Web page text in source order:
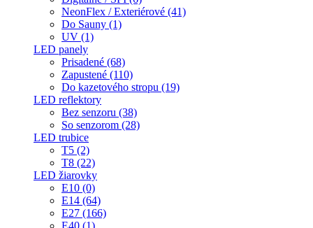
NeonFlex / Exteriérové (41)
Do Sauny (1)
UV (1)
LED panely
Prisadené (68)
Zapustené (110)
Do kazetového stropu (19)
LED reflektory
Bez senzoru (38)
So senzorom (28)
LED trubice
T5 (2)
T8 (22)
LED žiarovky
E10 (0)
E14 (64)
E27 (166)
E40 (1)